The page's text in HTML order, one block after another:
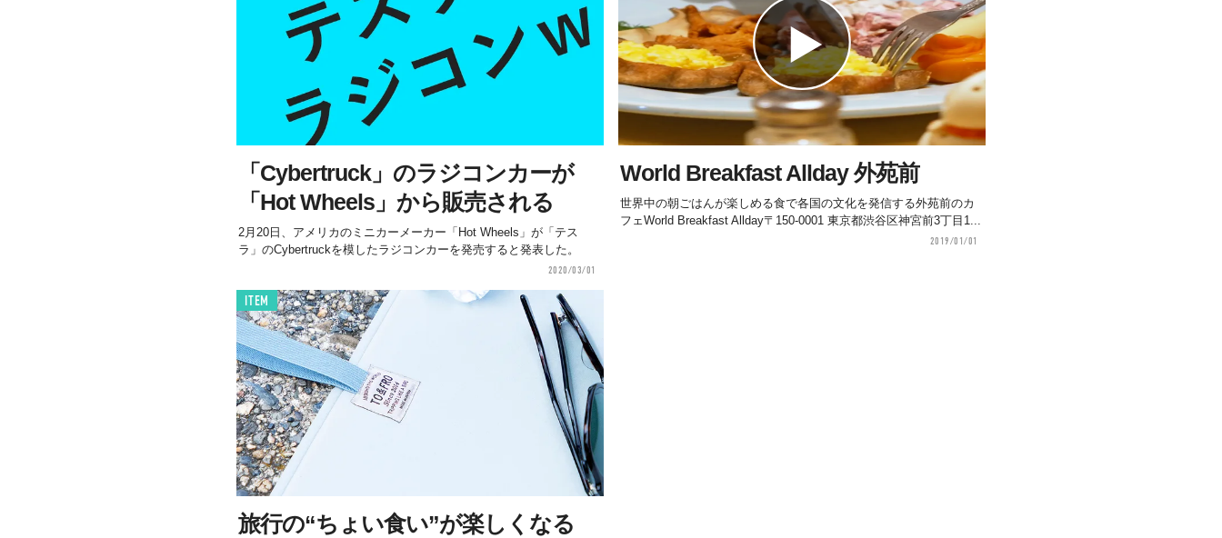
「Cybertruck」のラジコンカーが
「Hot Wheels」から販売される
2月20日、アメリカのミニカーメーカー「Hot Wheels」が「テス
ラ」のCybertruckを模したラジコンカーを発売すると発表した。
2020/03/01
World Breakfast Allday 外苑前
世界中の朝ごはんが楽しめる食で各国の文化を発信する外苑前のカ
フェWorld Breakfast Allday〒150-0001 東京都渋谷区神宮前3丁目1...
2019/01/01
ITEM
旅行の“ちょい食い”が楽しくなる